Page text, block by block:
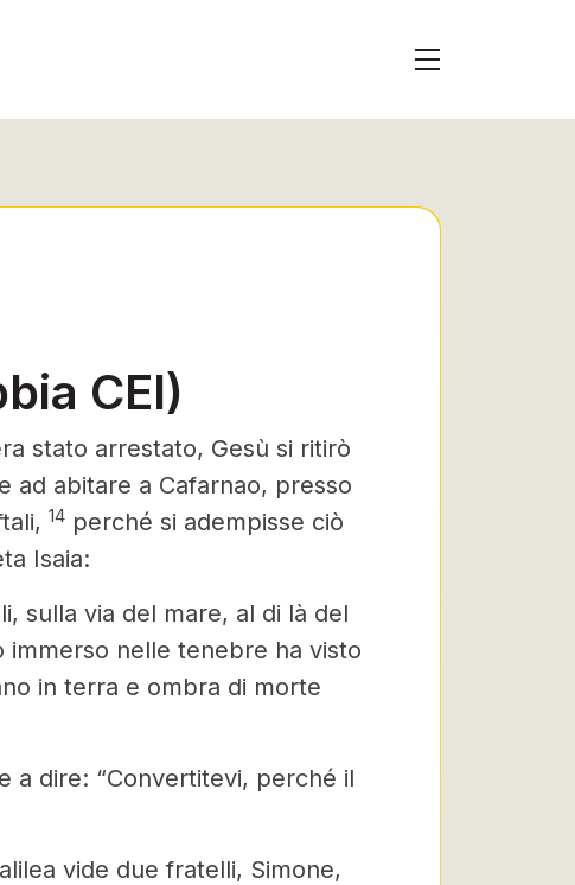
CEI)
stato arrestato, Gesù si ritirò
ad abitare a Cafarnao, presso
14 perché si adempisse ciò
Isaia:
sulla via del mare, al di là del
immerso nelle tenebre ha visto
in terra e ombra di morte
a dire: “Convertitevi, perché il
vide due fratelli, Simone,